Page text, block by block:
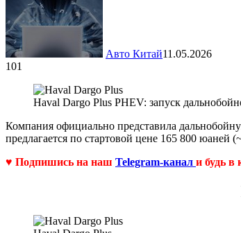
Авто Китай11.05.2026
101
Haval Dargo Plus PHEV: запуск
Компания официально представила
предлагается по стартовой цене 165 800
♥ Подпишись на наш Telegram-канал и будь в